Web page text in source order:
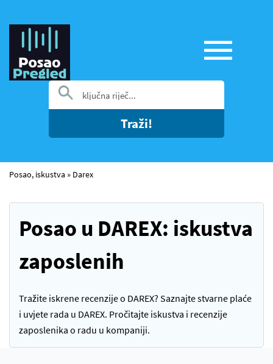
Traži!
Posao, iskustva » Darex
Posao u DAREX: iskustva
zaposlenih
Tražite iskrene recenzije o DAREX? Saznajte stvarne plaće
i uvjete rada u DAREX. Pročitajte iskustva i recenzije
zaposlenika o radu u kompaniji.